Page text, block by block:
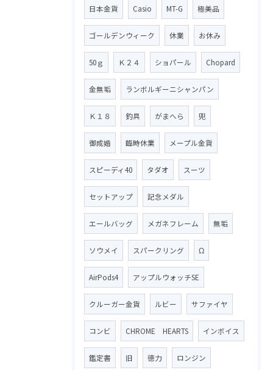
日本金貨 Casio MT-G 極美品
ゴールデンウィーク 休業 お休み
50ｇ Ｋ２４ ショパール Chopard
金無垢 ランボルギーニシャンパン
Ｋ１８ 釣具 がまへら 兜
御成婚 臨時休業 メープル金貨
スピーディ40 タダオ スーツ
セットアップ 記念メダル
エールバッグ メガネフレーム 無垢
ソウメイ スパークリング Ω
AirPods4 アップルウォッチSE
クルーガー金貨 ルビー サファイヤ
コンビ CHROME HEARTS インボイス
鑑定書 旧 徳力 ロンジン